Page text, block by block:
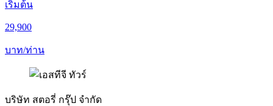
เริ่มต้น
29,900
บาท/ท่าน
บริษัท สตอรี่ กรุ๊ป จำกัด